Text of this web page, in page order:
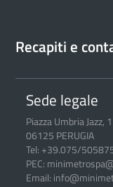
Recapiti e
Sede legale
Piazza Umbria Jazz, 1
06125 PERUGIA
Tel: +39.075/
PEC:
Email: